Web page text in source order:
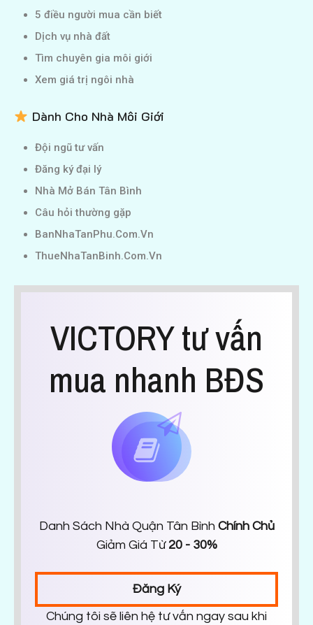
5 điều người mua cần biết
Dịch vụ nhà đất
Tìm chuyên gia môi giới
Xem giá trị ngôi nhà
Dành Cho Nhà Môi Giới
Đội ngũ tư vấn
Đăng ký đại lý
Nhà Mở Bán Tân Bình
Câu hỏi thường gặp
BanNhaTanPhu.Com.Vn
ThueNhaTanBinh.Com.Vn
VICTORY tư vấn
mua nhanh BĐS
Danh Sách Nhà Quận Tân Bình Chính Chủ
Giảm Giá Từ 20 - 30%
Đăng Ký
Chúng tôi sẽ liên hệ tư vấn ngay sau khi